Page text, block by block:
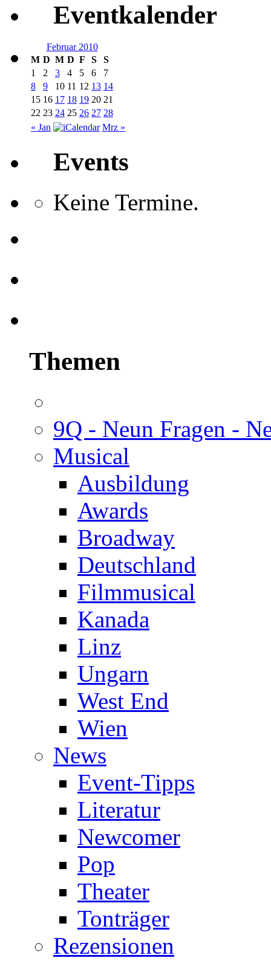
Eventkalender
Februar 2010
M D M D F S
S
1
2 3 4 5 6
7
8
9 10 11 12 13 14
15 16 17 18 19 20 21
22 23 24 25 26 27 28
« Jan
Mrz »
Events
Keine Termine.
Themen
9Q - Neun Fragen -
Musical
Ausbildung
Awards
Broadway
Deutschland
Filmmusical
Kanada
Linz
Ungarn
West End
Wien
News
Event-Tipps
Literatur
Newcomer
Pop
Theater
Tonträger
Rezensionen